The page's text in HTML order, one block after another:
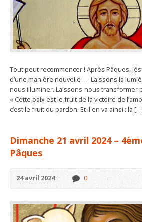
Tout peut recommencer ! Après Pâques,
d’une manière nouvelle … Laissons la
nous illuminer. Laissons-nous transformer
« Cette paix est le fruit de la victoire de
c’est le fruit du pardon. Et il en va ainsi : la
Dimanche 21 avril 2024 –
Pâques
24 avril 2024 0